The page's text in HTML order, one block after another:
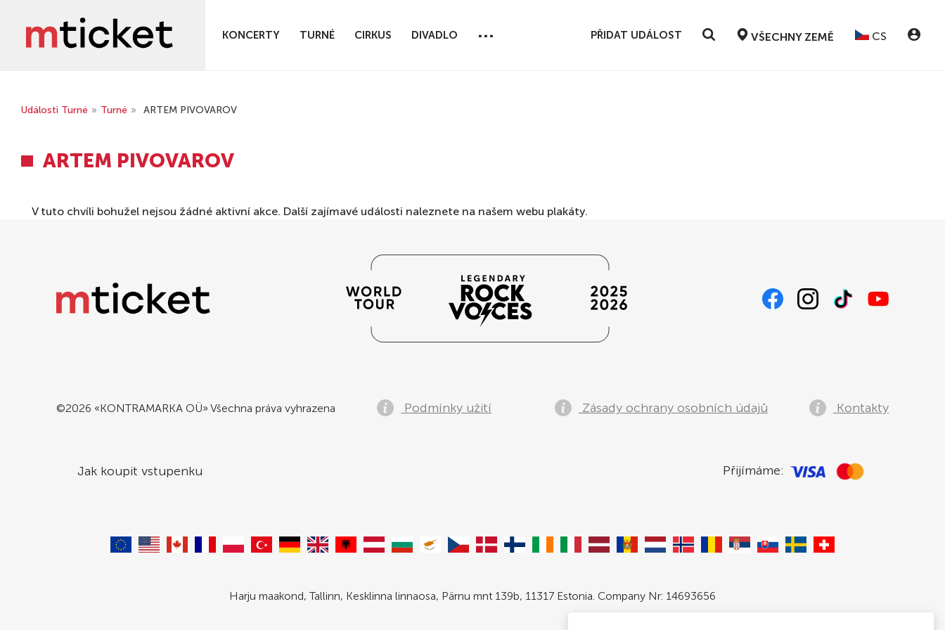
KONCERTY TURNÉ CIRKUS DIVADLO ... PŘIDAT UDÁLOST VŠECHNY ZEMĚ CS
Události Turné » Turné » ARTEM PIVOVAROV
ARTEM PIVOVAROV
V tuto chvíli bohužel nejsou žádné aktivní akce. Další zajímavé události naleznete na našem webu plakáty.
©2026 «KONTRAMARKA OÜ» Všechna práva vyhrazena Podmínky užití Zásady ochrany osobních údajů Kontakty
Jak koupit vstupenku Přijímáme:
Harju maakond, Tallinn, Kesklinna linnaosa, Pärnu mnt 139b, 11317 Estonia. Company Nr: 14693656